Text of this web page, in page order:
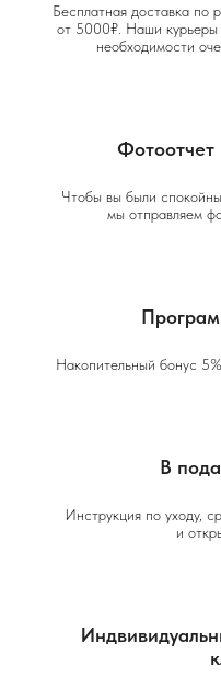
Бесплатная доставка по
от 5000₽. Наши курьеры
необходимости
Фотоотчет
Чтобы вы были
мы отправляем
Накопительный бонус
В
Инструкция по уходу,
и